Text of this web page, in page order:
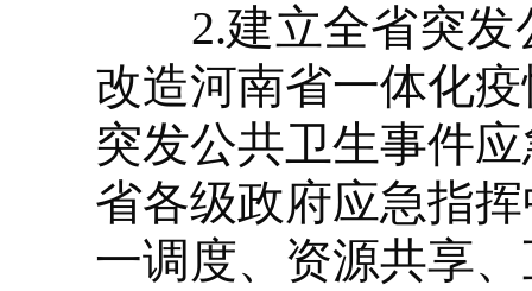
2.建立全省突发
改造河南省一体化
突发公共卫生事件
省各级政府应急指
一调度、资源共享